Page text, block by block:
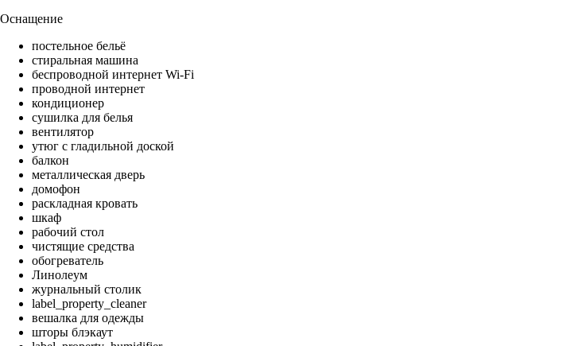
Оснащение
постельное бельё
стиральная машина
беспроводной интернет Wi-Fi
проводной интернет
кондиционер
сушилка для белья
вентилятор
утюг с гладильной доской
балкон
металлическая дверь
домофон
раскладная кровать
шкаф
рабочий стол
чистящие средства
обогреватель
Линолеум
журнальный столик
label_property_cleaner
вешалка для одежды
шторы блэкаут